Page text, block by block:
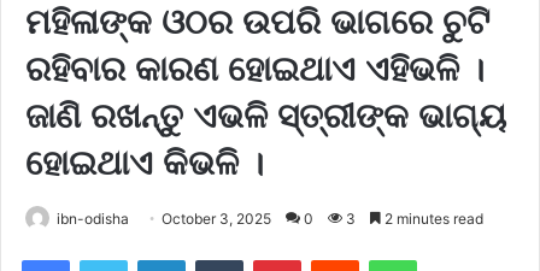
ମହିଳାଙ୍କ ଓଠର ଉପରି ଭାଗରେ ଚୁଟି
ରହିବାର କାରଣ ହୋଇଥାଏ ଏହିଭଳି ।
ଜାଣି ରଖନ୍ତୁ ଏଭଳି ସ୍ତ୍ରୀଙ୍କ ଭାଗ୍ୟ
ହୋଇଥାଏ କିଭଳି ।
ibn-odisha October 3, 2025 0 3 2 minutes read
FacebookTwitter LinkedInTumblr PinterestReddit WhatsApp